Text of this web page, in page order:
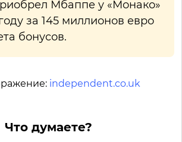
Мбаппе у «Монако»
за 145 миллионов евро
бонусов.
independent.co.uk
Что думаете?